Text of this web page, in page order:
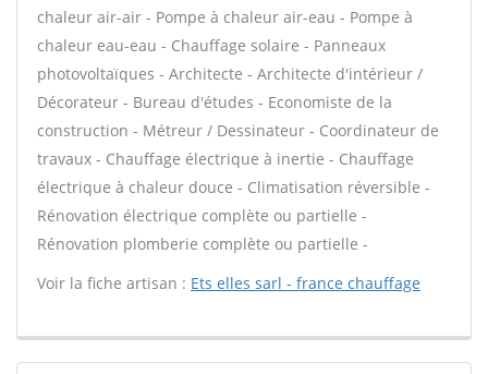
chaleur air-air - Pompe à chaleur air-eau - Pompe à
chaleur eau-eau - Chauffage solaire - Panneaux
photovoltaïques - Architecte - Architecte d'intérieur /
Décorateur - Bureau d'études - Economiste de la
construction - Métreur / Dessinateur - Coordinateur de
travaux - Chauffage électrique à inertie - Chauffage
électrique à chaleur douce - Climatisation réversible -
Rénovation électrique complète ou partielle -
Rénovation plomberie complète ou partielle -
Voir la fiche artisan : Ets elles sarl - france chauffage